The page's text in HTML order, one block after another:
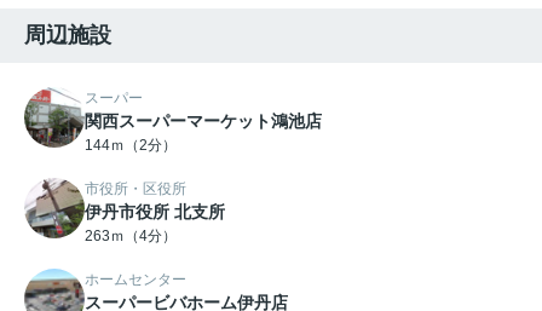
周辺施設
スーパー
関西スーパーマーケット鴻池店
144ｍ（2分）
市役所・区役所
伊丹市役所 北支所
263ｍ（4分）
ホームセンター
スーパービバホーム伊丹店